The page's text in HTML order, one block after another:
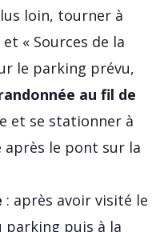
loin, tourner à
« Sources de la
le parking prévu,
au fil de
et se stationner à
après le pont sur la
: après avoir visité le
parking puis à la